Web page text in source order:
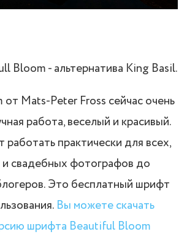
Bloom - альтернатива King Basil.
Mats-Peter Fross сейчас очень
работа, веселый и красивый.
работать практически для всех,
свадебных фотографов до
Это бесплатный шрифт
Вы можете скачать
шрифта Beautiful Bloom